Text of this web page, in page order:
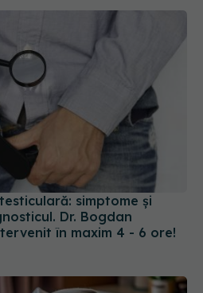
Dr. Bogdan
în maxim 4 - 6 ore!